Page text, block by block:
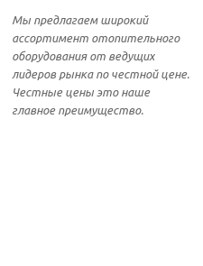
Мы предлагаем широкий
ассортимент отопительного
оборудования от ведущих
лидеров рынка по честной цене.
Честные цены это наше
главное преимущество.